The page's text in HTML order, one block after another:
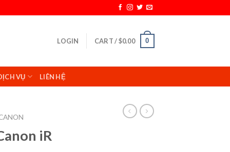
LOGIN CART /$0.00 0
VỤ LIÊN HỆ
iR